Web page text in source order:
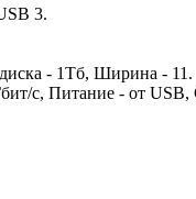
3.
- 1Тб, Ширина - 11.
с, Питание - от